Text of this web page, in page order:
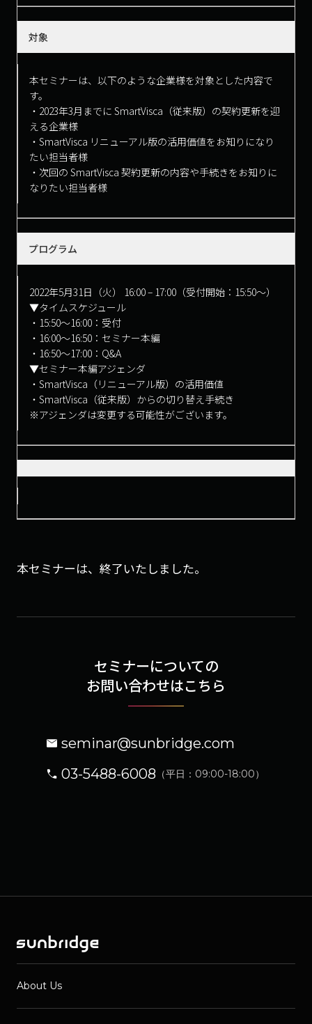
対象
本セミナーは、以下のような企業様を対象とした内容で
す。
・2023年3月までに SmartVisca（従来版）の契約更新を迎
える企業様
・SmartVisca リニューアル版の活用価値をお知りになり
たい担当者様
・次回の SmartVisca 契約更新の内容や手続きをお知りに
なりたい担当者様
プログラム
2022年5月31日（火） 16:00 – 17:00（受付開始：15:50～）
▼タイムスケジュール
・15:50〜16:00：受付
・16:00～16:50：セミナー本編
・16:50～17:00：Q&A
▼セミナー本編アジェンダ
・SmartVisca（リニューアル版）の活用価値
・SmartVisca（従来版）からの切り替え手続き
※アジェンダは変更する可能性がございます。
本セミナーは、終了いたしました。
セミナーについての
お問い合わせはこちら
seminar@sunbridge.com
03-5488-6008 （平日：09:00-18:00）
About Us